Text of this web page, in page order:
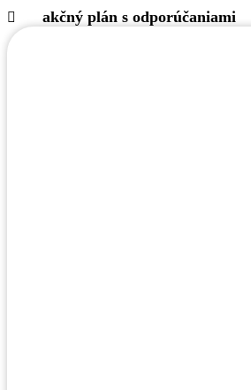
akčný plán s odporúčaniami